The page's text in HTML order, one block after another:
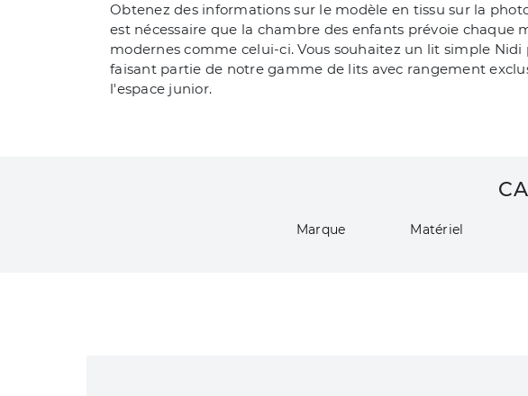
Obtenez des informations sur le modèle en tissu sur la
est nécessaire que la chambre des enfants prévoie
modernes comme celui-ci. Vous souhaitez un lit simple
faisant partie de notre gamme de lits avec rangement
l'espace junior.
Marque Matériel